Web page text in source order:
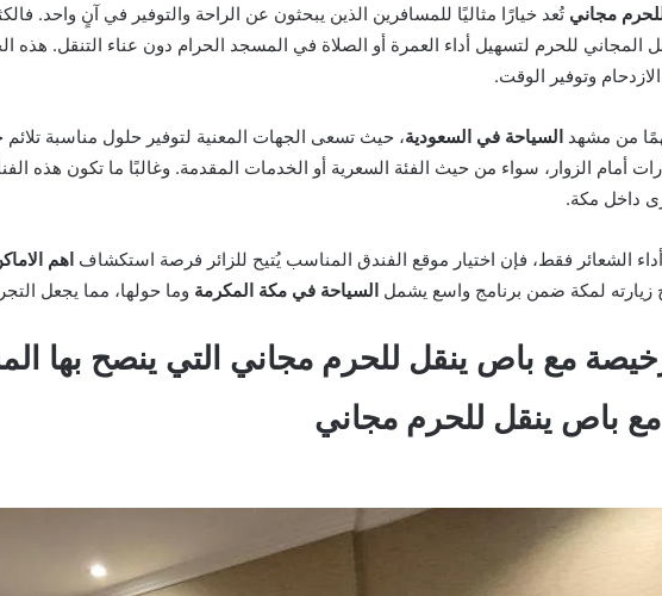
مجاني تُعد خيارًا مثاليًا للمسافرين الذين يبحثون عن الراحة والتوفير في آنٍ واحد.
المجاني للحرم لتسهيل أداء العمرة أو الصلاة في المسجد الحرام دون عناء التنقل.
وتوفير الوقت.
من مشهد السياحة في السعودية، حيث تسعى الجهات المعنية لتوفير حلول مناسبة
أمام الزوار، سواء من حيث الفئة السعرية أو الخدمات المقدمة. وغالبًا ما تكون هذه
داخل مكة.
الشعائر فقط، فإن اختيار موقع الفندق المناسب يُتيح للزائر فرصة استكشاف اهم
لمكة ضمن برنامج واسع يشمل السياحة في مكة المكرمة وما حولها، مما يجعل
مع باص ينقل للحرم مجاني التي ينصح بها
باص ينقل للحرم مجاني